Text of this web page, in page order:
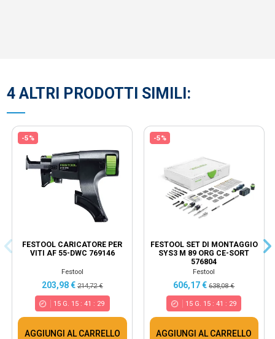
4 ALTRI PRODOTTI SIMILI:
-5%
FESTOOL CARICATORE PER
VITI AF 55-DWC 769146
Festool
203,98 € 214,72 €
15 G. 15 :41 : 29
AGGIUNGI AL CARRELLO
-5%
FESTOOL SET DI MONTAGGIO
SYS3 M 89 ORG CE-SORT
576804
Festool
606,17 €638,08 €
15G. 15: 41 : 29
AGGIUNGI AL CARRELLO